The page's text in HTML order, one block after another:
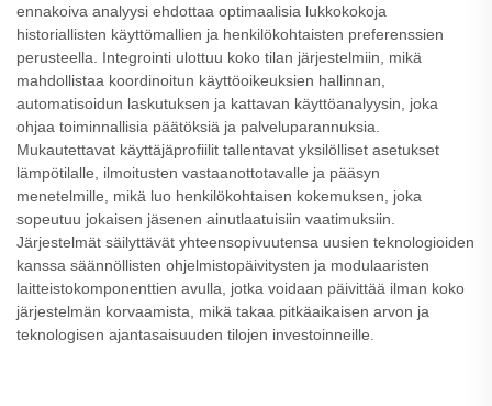
ennakoiva analyysi ehdottaa optimaalisia lukkokokoja
historiallisten käyttömallien ja henkilökohtaisten preferenssien
perusteella. Integrointi ulottuu koko tilan järjestelmiin, mikä
mahdollistaa koordinoitun käyttöoikeuksien hallinnan,
automatisoidun laskutuksen ja kattavan käyttöanalyysin, joka
ohjaa toiminnallisia päätöksiä ja palveluparannuksia.
Mukautettavat käyttäjäprofiilit tallentavat yksilölliset asetukset
lämpötilalle, ilmoitusten vastaanottotavalle ja pääsyn
menetelmille, mikä luo henkilökohtaisen kokemuksen, joka
sopeutuu jokaisen jäsenen ainutlaatuisiin vaatimuksiin.
Järjestelmät säilyttävät yhteensopivuutensa uusien teknologioiden
kanssa säännöllisten ohjelmistopäivitysten ja modulaaristen
laitteistokomponenttien avulla, jotka voidaan päivittää ilman koko
järjestelmän korvaamista, mikä takaa pitkäaikaisen arvon ja
teknologisen ajantasaisuuden tilojen investoinneille.